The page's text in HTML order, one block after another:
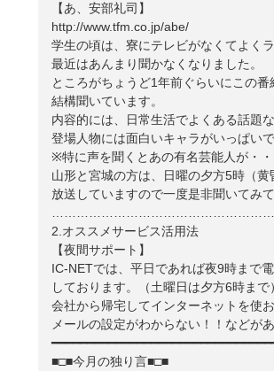
【あ、安部礼司】
http://www.tfm.co.jp/abe/
学生の頃は、寮にテレビがなくてよく
最近はあんまり聞かなくなりました。
ところがちょうど1年前ぐらいにこの番
結構聞いています。
内容的には、日常生活でよくある話題
登場人物には面白いキャラがいっぱいで
※特に声を聞くとあの有名芸能人が・
山形と宮城の方は、日曜の夕方5時（
放送していますので一度是非聞いてみて
2.オススメサービス活用法
【夜間サポート】
IC-NETでは、平日であれば夜9時まで
しております。（土曜日は夕方6時まで）
会社から帰宅してインターネットを使
メールの設定がわからない！！などが
■□■今月の独り言■□■